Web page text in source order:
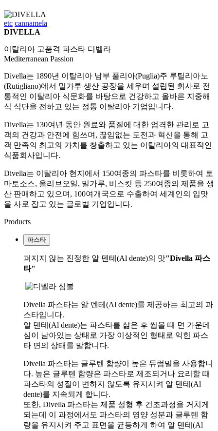
etc cannamela
DIVELLA
이탈리아 고품격 파스타 디벨라
Mediterranean Passion
Divella는 1890년 이탈리아 남부 풀리아(Puglia)주 루틸리아노
(Rutigliano)에서 밀가루 생산 공장을 세우며 설립된 회사로 전
통적인 이탈리아 식문화를 바탕으로 건강하고 올바른 지중해
식 식단을 전하고 있는 정통 이탈리아 기업입니다.
Divella는 130여년 동안 원료와 품질에 대한 엄격한 관리로 고
객의 건강과 안전에 힘쓰며, 끊임없는 도전과 혁신을 통해 고
객 만족의 최고의 가치를 창출하고 있는 이탈리아의 대표적인
식품회사입니다.
Divella는 이탈리아 현지에서 150여종의 파스타를 비롯하여 토
마토소스, 올리브오일, 밀가루, 비스킷 등 250여종의 제품을 생
산 판매하고 있으며, 100여개국으로 수출하여 세계인의 입맛
을 사로 잡고 있는 글로벌 기업입니다.
Products
파스타
퍼지지 않는 진정한 알 덴테(Al dente)의 맛"Divella 파스
타"
Divella 파스타는 알 덴테(Al dente)를 제공하는 최고의 파
스타입니다.
알 덴테(Al dente)는 파스타를 삶은 후 씹을 때 면 가운데
심이 남아있는 상태로 가장 이상적인 형태로 익힌 파스
타 면의 상태를 말합니다.
Divella 파스타는 글루텐 함량이 높은 듀럼밀을 사용합니
다. 높은 글루텐 함량은 파스타로 제조되거나 요리할 때
파스타의 성질이 변하지 않도록 유지시켜 알 덴테(Al
dente)를 지속되게 합니다.
또한, Divella 파스타는 제품 성형 후 건조과정을 거치게
되는데 이 과정에서도 파스타의 영양 성분과 글루텐 함
량을 유지시켜 주고 표면을 균등하게 하여 알 덴테(Al